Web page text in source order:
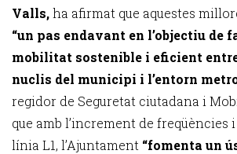
Valls,ha afirmat que aquestes
“un pas endavant en l’objectiu de
mobilitat sostenible i eficient
nuclis del municipi i l’entorn
regidor de Seguretat ciutadana i
que amb l’increment de freqüències
línia L1, l’Ajuntament “fomenta un